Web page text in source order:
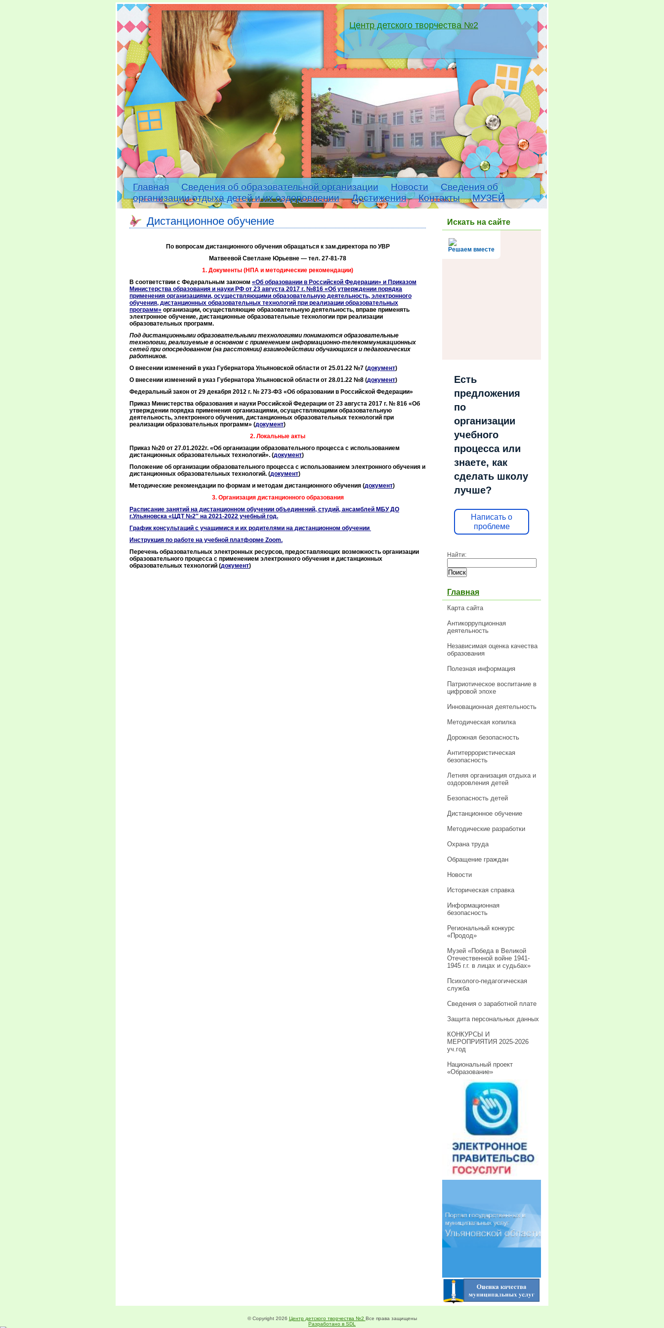
Центр детского творчества №2
Главная Сведения об образовательной организации Новости
Сведения об
организации отдыха детей и их оздоровлении
Достижения Контакты МУЗЕЙ
Дистанционное обучение
По вопросам дистанционного обучения обращаться к зам.директора по УВР
Матвеевой Светлане Юрьевне — тел. 27-81-78
1. Документы (НПА и методические рекомендации)
В соответствии с Федеральным законом «Об образовании в Российской Федерации» и Приказом
Министерства образования и науки РФ от 23 августа 2017 г. №816 «Об утверждении порядка
применения организациями, осуществляющими образовательную деятельность, электронного
обучения, дистанционных образовательных технологий при реализации образовательных
программ» организации, осуществляющие образовательную деятельность, вправе применять
электронное обучение, дистанционные образовательные технологии при реализации
образовательных программ.
Под дистанционными образовательными технологиями понимаются образовательные
технологии, реализуемые в основном с применением информационно-телекоммуникационных
сетей при опосредованном (на расстоянии) взаимодействии обучающихся и педагогических
работников.
О внесении изменений в указ Губернатора Ульяновской области от 25.01.22 №7 (документ)
О внесении изменений в указ Губернатора Ульяновской области от 28.01.22 №8 (документ)
Федеральный закон от 29 декабря 2012 г. № 273-ФЗ «Об образовании в Российской Федерации»
Приказ Министерства образования и науки Российской Федерации от 23 августа 2017 г. № 816 «Об
утверждении порядка применения организациями, осуществляющими образовательную
деятельность, электронного обучения, дистанционных образовательных технологий при
реализации образовательных программ» (документ)
2. Локальные акты
Приказ №20 от 27.01.2022г. «Об организации образовательного процесса с использованием
дистанционных образовательных технологий». (документ)
Положение об организации образовательного процесса с использованием электронного обучения и
дистанционных образовательных технологий. (документ)
Методические рекомендации по формам и методам дистанционного обучения (документ)
3. Организация дистанционного образования
Расписание занятий на дистанционном обучении объединений, студий, ансамблей МБУ ДО
г.Ульяновска «ЦДТ №2″ на 2021-2022 учебный год.
График консультаций с учащимися и их родителями на дистанционном обучении
Инструкция по работе на учебной платформе Zoom.
Перечень образовательных электронных ресурсов, предоставляющих возможность организации
образовательного процесса с применением электронного обучения и дистанционных
образовательных технологий (документ)
Искать на сайте
Решаем вместе
Есть
предложения
по
организации
учебного
процесса или
знаете, как
сделать школу
лучше?
Написать о
проблеме
Найти:
Главная
Карта сайта
Антикоррупционная
деятельность
Независимая оценка качества
образования
Полезная информация
Патриотическое воспитание в
цифровой эпохе
Инновационная деятельность
Методическая копилка
Дорожная безопасность
Антитеррористическая
безопасность
Летняя организация отдыха и
оздоровления детей
Безопасность детей
Дистанционное обучение
Методические разработки
Охрана труда
Обращение граждан
Новости
Историческая справка
Информационная
безопасность
Региональный конкурс
«Продод»
Музей «Победа в Великой
Отечественной войне 1941-
1945 г.г. в лицах и судьбах»
Психолого-педагогическая
служба
Сведения о заработной плате
Защита персональных данных
КОНКУРСЫ И
МЕРОПРИЯТИЯ 2025-2026
уч.год
Национальный проект
«Образование»
© Copyright 2026 Центр детского творчества №2 Все права защищены
Разработано в SDL